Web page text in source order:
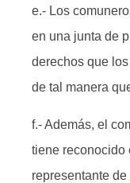
e.- Los
en una junta de
derechos que
de tal manera
f.- Además, el
tiene reconocido
representante